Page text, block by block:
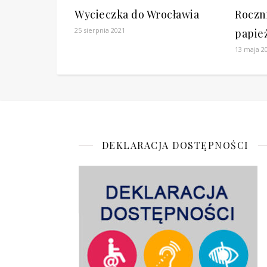
Wycieczka do Wrocławia
25 sierpnia 2021
13 maja
DEKLARACJA DOSTĘPNOŚCI